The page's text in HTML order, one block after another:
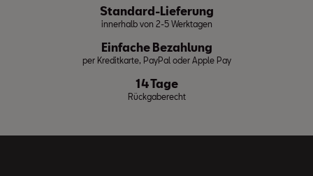
Standard-Lieferung
innerhalb von 2-5 Werktagen
Einfache Bezahlung
per Kreditkarte, PayPal oder Apple Pay
14 Tage
Rückgaberecht